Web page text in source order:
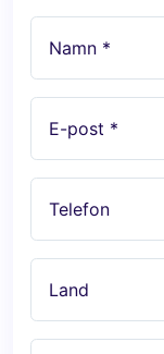
Namn *
E-post *
Telefon
Land